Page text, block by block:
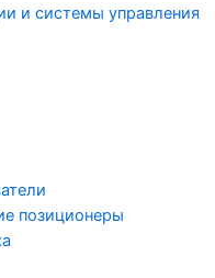
и системы управления
позиционеры